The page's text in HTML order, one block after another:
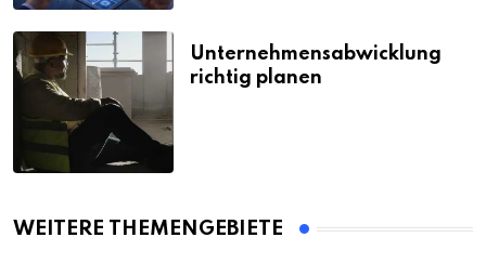
Unternehmensabwicklung
richtig planen
WEITERE THEMENGEBIETE